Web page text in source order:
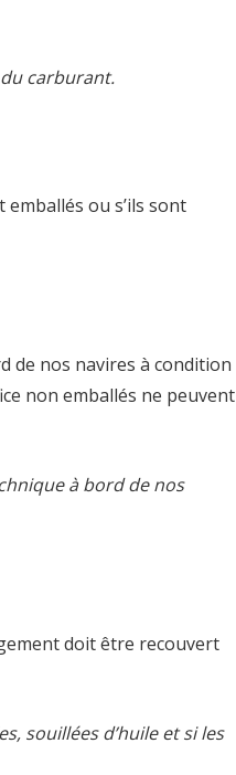
carburant.
ou s’ils sont
de nos navires à condition
non emballés ne peuvent
à bord de nos
doit être recouvert
souillées d’huile et si les